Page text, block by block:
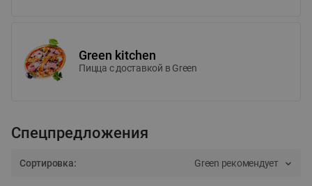
Green kitchen
Пицца c доставкой в Green
Спецпредложения
Сортировка: Green рекомендует